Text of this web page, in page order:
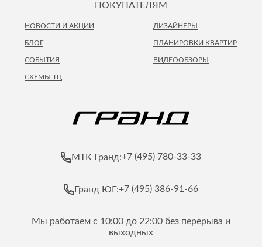
ПОКУПАТЕЛЯМ
НОВОСТИ И АКЦИИ
ПЛАНИРОВКИ КВАРТИР
ВИДЕООБЗОРЫ
БЛОГ
СОБЫТИЯ
СХЕМЫ ТЦ
ДИЗАЙНЕРЫ
МТК Гранд:+7 (495) 780-33-33
Гранд ЮГ:+7 (495) 386-91-66
Мы работаем с 10:00 до 22:00 без перерыва и
выходных